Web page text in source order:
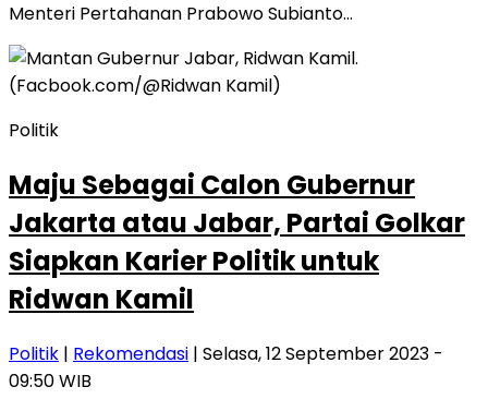
Menteri Pertahanan Prabowo Subianto…
Politik
Maju Sebagai Calon Gubernur
Jakarta atau Jabar, Partai Golkar
Siapkan Karier Politik untuk
Ridwan Kamil
Politik | Rekomendasi | Selasa, 12 September 2023 -
09:50 WIB